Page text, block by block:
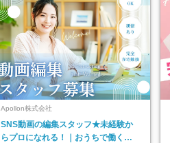
Apollon株式会社
SNS動画の編集スタッフ★未経験か
らプロになれる！｜おうちで働くフ